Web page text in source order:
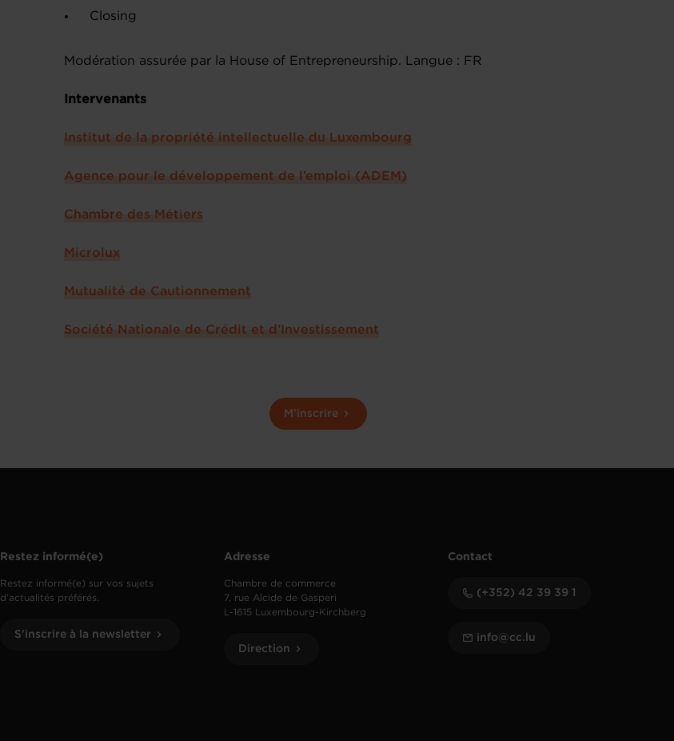
Closing
Modération assurée par la House of Entrepreneurship. Langue : FR
Intervenants
Institut de la propriété intellectuelle du Luxembourg
Agence pour le développement de l’emploi (ADEM)
Chambre des Métiers
Microlux
Mutualité de Cautionnement
Société Nationale de Crédit et d’Investissement
M'inscrire
Restez informé(e)
Restez informé(e) sur vos sujets
d’actualités préférés.
S'inscrire à la newsletter
Adresse
Chambre de commerce
7, rue Alcide de Gasperi
L-1615 Luxembourg-Kirchberg
Direction
Contact
(+352) 42 39 39 1
info@cc.lu